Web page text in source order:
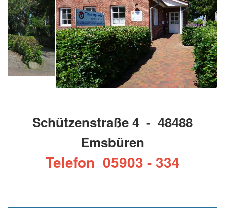
Kleintierpraxis
Großtierpraxis
Kontakt & Anfahrt
Schützenstraße 4 - 48488
Emsbüren
Telefon 05903 - 334